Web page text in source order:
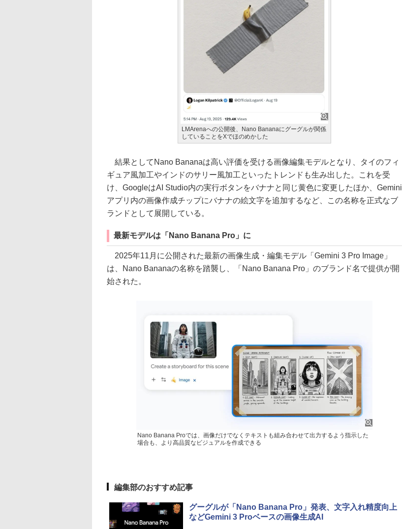
LMArenaへの公開後、Nano Bananaにグーグルが関係
していることをXでほのめかした
結果としてNano Bananaは高い評価を受ける画像編集モデルとなり、タイのフィ
ギュア風加工やインドのサリー風加工といったトレンドも生み出した。これを受
け、GoogleはAI Studio内の実行ボタンをバナナと同じ黄色に変更したほか、Gemini
アプリ内の画像作成チップにバナナの絵文字を追加するなど、この名称を正式なブ
ランドとして展開している。
最新モデルは「Nano Banana Pro」に
2025年11月に公開された最新の画像生成・編集モデル「Gemini 3 Pro Image」
は、Nano Bananaの名称を踏襲し、「Nano Banana Pro」のブランド名で提供が開
始された。
Nano Banana Proでは、画像だけでなくテキストも組み合わせて出力するよう指示した
場合も、より高品質なビジュアルを作成できる
編集部のおすすめ記事
グーグルが「Nano Banana Pro」発表、文字入れ精度向上
などGemini 3 Proベースの画像生成AI